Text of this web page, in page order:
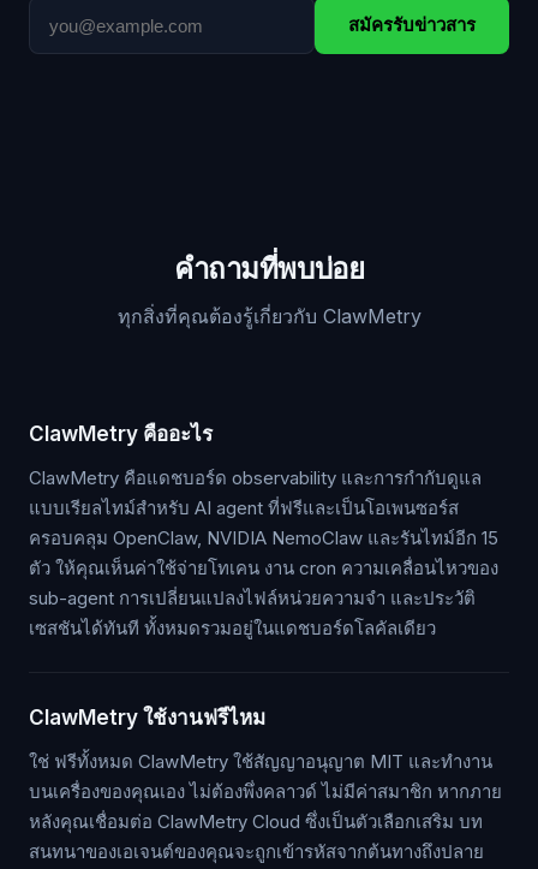
สมัครรับข่าวสาร
คำถามที่พบบ่อย
ทุกสิ่งที่คุณต้องรู้เกี่ยวกับ ClawMetry
ClawMetry คืออะไร
ClawMetry คือแดชบอร์ด observability และการกำกับดูแล
แบบเรียลไทม์สำหรับ AI agent ที่ฟรีและเป็นโอเพนซอร์ส
ครอบคลุม OpenClaw, NVIDIA NemoClaw และรันไทม์อีก 15
ตัว ให้คุณเห็นค่าใช้จ่ายโทเคน งาน cron ความเคลื่อนไหวของ
sub-agent การเปลี่ยนแปลงไฟล์หน่วยความจำ และประวัติ
เซสชันได้ทันที ทั้งหมดรวมอยู่ในแดชบอร์ดโลคัลเดียว
ClawMetry ใช้งานฟรีไหม
ใช่ ฟรีทั้งหมด ClawMetry ใช้สัญญาอนุญาต MIT และทำงาน
บนเครื่องของคุณเอง ไม่ต้องพึ่งคลาวด์ ไม่มีค่าสมาชิก หากภาย
หลังคุณเชื่อมต่อ ClawMetry Cloud ซึ่งเป็นตัวเลือกเสริม บท
สนทนาของเอเจนต์ของคุณจะถูกเข้ารหัสจากต้นทางถึงปลาย